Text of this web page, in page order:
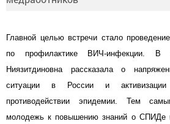
Главной целью встречи стало
по профилактике ВИЧ-инфекции. В
Ниязитдиновна рассказала о
ситуации в России и
противодействии эпидемии. Тем
молодежь к повышению знаний о СПИДе